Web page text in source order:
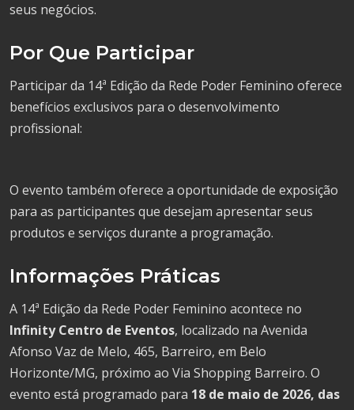
seus negócios.
Por Que Participar
Participar da 14ª Edição da Rede Poder Feminino oferece
benefícios exclusivos para o desenvolvimento
profissional:
O evento também oferece a oportunidade de exposição
para as participantes que desejam apresentar seus
produtos e serviços durante a programação.
Informações Práticas
A 14ª Edição da Rede Poder Feminino acontece no
Infinity Centro de Eventos, localizado na Avenida
Afonso Vaz de Melo, 465, Barreiro, em Belo
Horizonte/MG, próximo ao Via Shopping Barreiro. O
evento está programado para 18 de maio de 2026, das